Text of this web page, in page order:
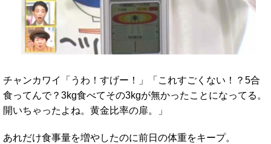
チャンカワイ「うわ！すげー！」「これすごくない！？5合
食ってんで？3kg食べてその3kgが無かったことになってる。
開いちゃったよね。黄金比率の扉。」
あれだけ食事量を増やしたのに前日の体重をキープ。